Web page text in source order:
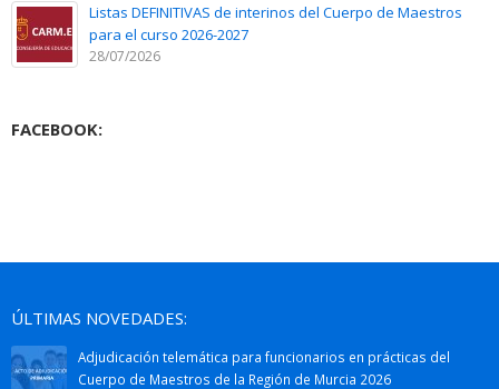
Listas DEFINITIVAS de interinos del Cuerpo de Maestros
para el curso 2026-2027
28/07/2026
FACEBOOK:
ÚLTIMAS NOVEDADES:
Adjudicación telemática para funcionarios en prácticas del
Cuerpo de Maestros de la Región de Murcia 2026